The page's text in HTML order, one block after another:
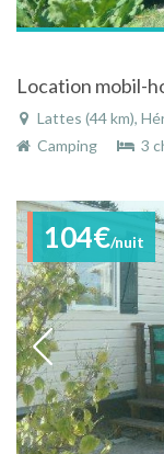
Lattes (44 km),
Camping
3
104€/nuit